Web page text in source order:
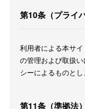
第10条（プライ
利用者による本サ
の管理および取扱
シーによるものとし
第11条（準拠法）